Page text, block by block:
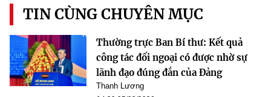
TIN CÙNG CHUYÊN MỤC
Thường trực Ban Bí thư: Kết quả
công tác đối ngoại có được nhờ sự
lãnh đạo đúng đắn của Đảng
Thanh Lương